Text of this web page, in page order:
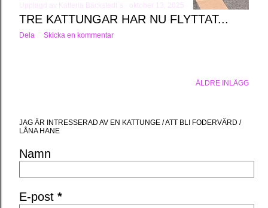
Upplagd av Katteria Bäckstedt´s oktober 13, 2025
TRE KATTUNGAR HAR NU FLYTTAT...
Dela Skicka en kommentar
ÄLDRE INLÄGG
JAG ÄR INTRESSERAD AV EN KATTUNGE / ATT BLI FODERVÄRD /
LÅNA HANE
Namn
E-post *